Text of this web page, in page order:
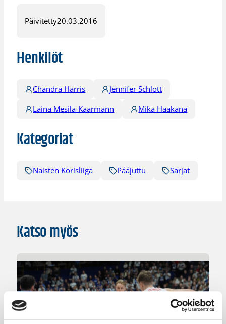
Päivitetty20.03.2016
Henkilöt
Chandra Harris
Jennifer Schlott
Laina Mesila-Kaarmann
Mika Haakana
Kategoriat
Naisten Korisliiga Pääjuttu Sarjat
Katso myös